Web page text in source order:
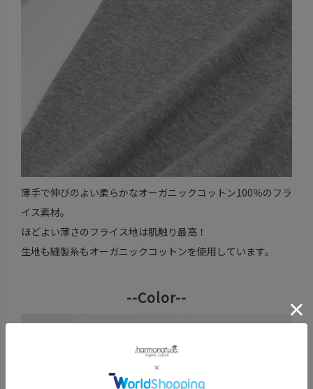
薄手で伸びのよい柔らかなオーガニックコットン100％のフラ
イス素材。
ほどよい薄さのフライス地は肌触り最高！
生地も縫製糸もオーガニックコットンを使用しています。
--Color--